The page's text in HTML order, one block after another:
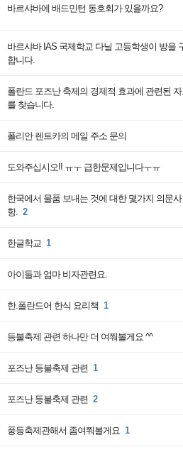
바르샤바에 배드민턴 동호회가 있을까요?
바르샤바 IAS 국제학교 다닐 고등학생이 방을
합니다.
폴란드 포즈난 축제의 경제적 효과에 관련된
를 찾습니다.
폴리안 렌트카의 메일 주소 문의
도와주십시오!! ㅠㅜ 급한문제입니다ㅜㅠ
한국에서 물품 보내는 것에 대한 몇가지 의문사
항. 2
한글학교 1
아이들과 엄마 비자관련요.
한.폴란드어 한식 요리책 1
등불축제 관련 하나만 더 여쭤볼게요 ^^
포즈난 등불축제 관련 1
포즈난 등불축제 관련 2
풍등축제관해서 좀여쭤볼게요 1